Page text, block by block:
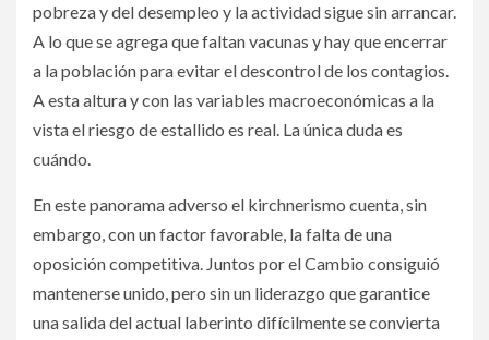
pobreza y del desempleo y la actividad sigue sin arrancar.
A lo que se agrega que faltan vacunas y hay que encerrar
a la población para evitar el descontrol de los contagios.
A esta altura y con las variables macroeconómicas a la
vista el riesgo de estallido es real. La única duda es
cuándo.
En este panorama adverso el kirchnerismo cuenta, sin
embargo, con un factor favorable, la falta de una
oposición competitiva. Juntos por el Cambio consiguió
mantenerse unido, pero sin un liderazgo que garantice
una salida del actual laberinto difícilmente se convierta